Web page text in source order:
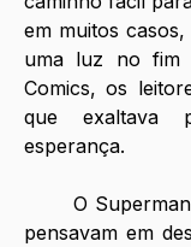
em muitos
uma luz no fim
Comics, os
que exaltava
esperança.
O
pensavam em